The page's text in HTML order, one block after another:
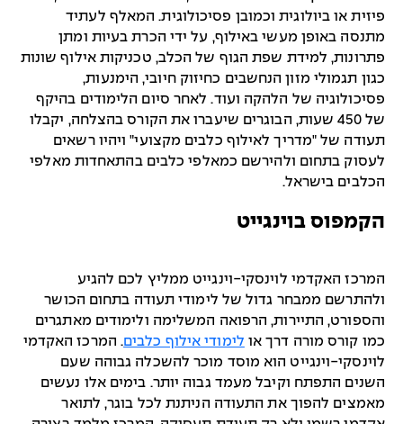
פיזית או ביולוגית וכמובן פסיכולוגית. המאלף לעתיד
מתנסה באופן מעשי באילוף, על ידי הכרת בעיות ומתן
פתרונות, למידת שפת הגוף של הכלב, טכניקות אילוף שונות
כגון תגמולי מזון הנחשבים כחיזוק חיובי, הימנעות,
פסיכולוגיה של הלהקה ועוד. לאחר סיום הלימודים בהיקף
של 450 שעות, הבוגרים שיעברו את הקורס בהצלחה, יקבלו
תעודה של "מדריך לאילוף כלבים מקצועי" ויהיו רשאים
לעסוק בתחום ולהירשם כמאלפי כלבים בהתאחדות מאלפי
הכלבים בישראל.
הקמפוס בוינגייט
המרכז האקדמי לוינסקי-וינגייט ממליץ לכם להגיע
ולהתרשם ממבחר גדול של לימודי תעודה בתחום הכושר
והספורט, התיירות, הרפואה המשלימה ולימודים מאתגרים
כמו קורס מורה דרך או לימודי אילוף כלבים. המרכז האקדמי
לוינסקי-וינגייט הוא מוסד מוכר להשכלה גבוהה שעם
השנים התפתח וקיבל מעמד גבוה יותר. בימים אלו נעשים
מאמצים להפוך את התעודה הניתנת לכל בוגר, לתואר